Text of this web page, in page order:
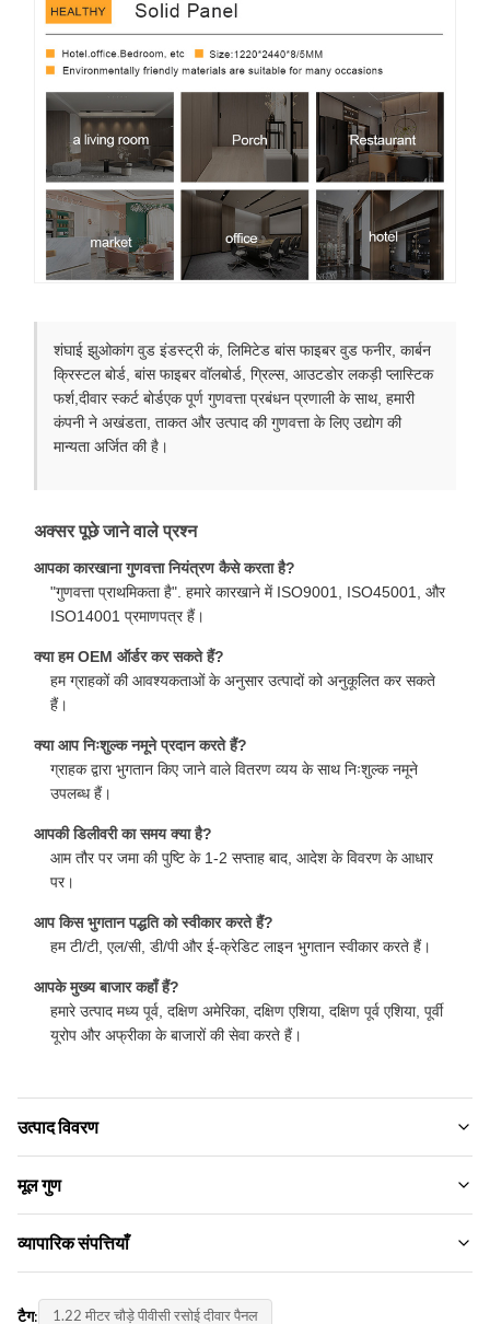
शंघाई झुओकांग वुड इंडस्ट्री कं, लिमिटेड बांस फाइबर वुड फनीर, कार्बन
क्रिस्टल बोर्ड, बांस फाइबर वॉलबोर्ड, ग्रिल्स, आउटडोर लकड़ी प्लास्टिक
फर्श,दीवार स्कर्ट बोर्डएक पूर्ण गुणवत्ता प्रबंधन प्रणाली के साथ, हमारी
कंपनी ने अखंडता, ताकत और उत्पाद की गुणवत्ता के लिए उद्योग की
मान्यता अर्जित की है।
अक्सर पूछे जाने वाले प्रश्न
आपका कारखाना गुणवत्ता नियंत्रण कैसे करता है?
"गुणवत्ता प्राथमिकता है". हमारे कारखाने में ISO9001, ISO45001, और
ISO14001 प्रमाणपत्र हैं।
क्या हम OEM ऑर्डर कर सकते हैं?
हम ग्राहकों की आवश्यकताओं के अनुसार उत्पादों को अनुकूलित कर सकते
हैं।
क्या आप निःशुल्क नमूने प्रदान करते हैं?
ग्राहक द्वारा भुगतान किए जाने वाले वितरण व्यय के साथ निःशुल्क नमूने
उपलब्ध हैं।
आपकी डिलीवरी का समय क्या है?
आम तौर पर जमा की पुष्टि के 1-2 सप्ताह बाद, आदेश के विवरण के आधार
पर।
आप किस भुगतान पद्धति को स्वीकार करते हैं?
हम टी/टी, एल/सी, डी/पी और ई-क्रेडिट लाइन भुगतान स्वीकार करते हैं।
आपके मुख्य बाजार कहाँ हैं?
हमारे उत्पाद मध्य पूर्व, दक्षिण अमेरिका, दक्षिण एशिया, दक्षिण पूर्व एशिया, पूर्वी
यूरोप और अफ्रीका के बाजारों की सेवा करते हैं।
उत्पाद विवरण
Material:
Usage:
प्रशासन, मनोरंजन, गृहस्थी
मूल गुण
ब्रांड नाम:
उत्पाद मॉडल:
व्यापारिक संपत्तियाँ
टैग:
1.22 मीटर चौड़े पीवीसी रसोई दीवार पैनल